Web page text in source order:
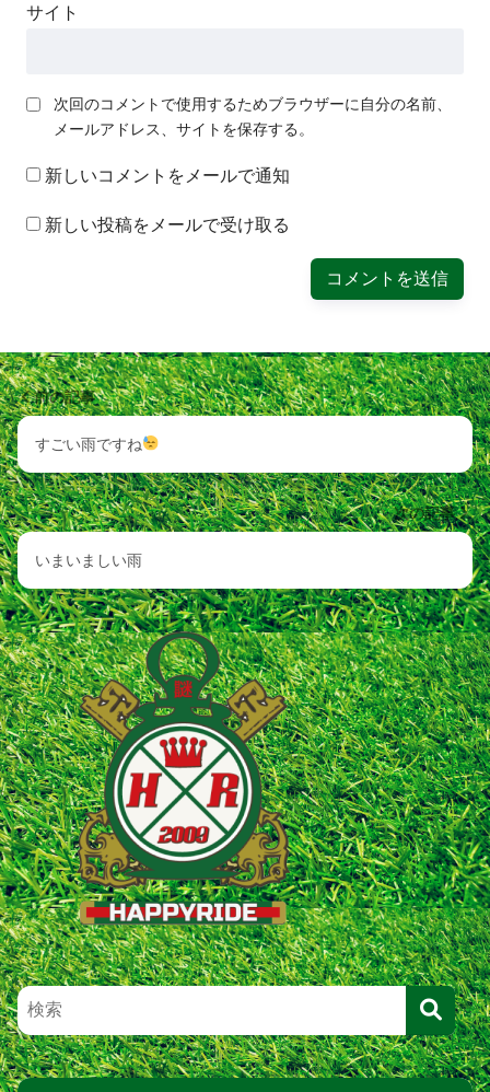
サイト
次回のコメントで使用するためブラウザーに自分の名前、
メールアドレス、サイトを保存する。
新しいコメントをメールで通知
新しい投稿をメールで受け取る
前の記事
すごい雨ですね
次の記事
いまいましい雨